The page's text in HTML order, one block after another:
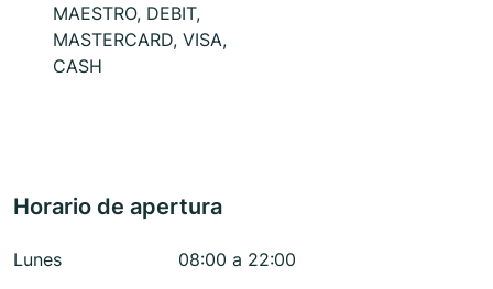
MAESTRO, DEBIT,
MASTERCARD, VISA,
CASH
Horario de apertura
Lunes
08:00 a 22:00